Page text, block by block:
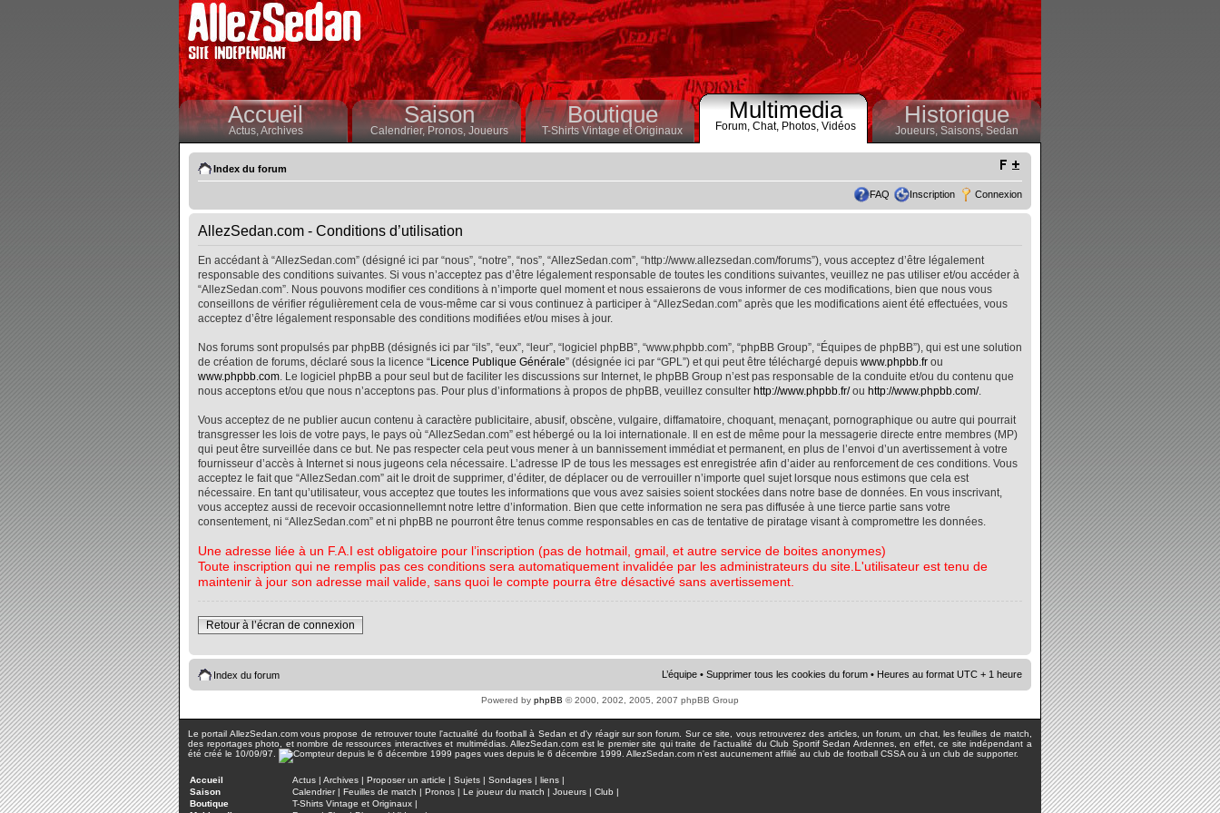
Accueil
Actus,Archives
Saison
Calendrier,Pronos, Joueurs
Boutique
T-Shirts Vintage et Originaux
Multimedia
Forum, Chat, Photos, Vidéos Historique
Joueurs, Saisons,Sedan
Index du forum
FAQ Inscription Connexion
AllezSedan.com - Conditions d’utilisation
En accédant à “AllezSedan.com” (désigné ici par “nous”, “notre”, “nos”, “AllezSedan.com”, “http://www.allezsedan.com/forums”), vous acceptez d’être légalement
responsable des conditions suivantes. Si vous n’acceptez pas d’être légalement responsable de toutes les conditions suivantes, veuillez ne pas utiliser et/ou accéder à
“AllezSedan.com”. Nous pouvons modifier ces conditions à n’importe quel moment et nous essaierons de vous informer de ces modifications, bien que nous vous
conseillons de vérifier régulièrement cela de vous-même car si vous continuez à participer à “AllezSedan.com” après que les modifications aient été effectuées, vous
acceptez d’être légalement responsable des conditions modifiées et/ou mises à jour.
Nos forums sont propulsés par phpBB (désignés ici par “ils”, “eux”, “leur”, “logiciel phpBB”, “www.phpbb.com”, “phpBB Group”, “Équipes de phpBB”), qui est une solution
de création de forums, déclaré sous la licence “Licence Publique Générale” (désignée ici par “GPL”) et qui peut être téléchargé depuis www.phpbb.fr ou
www.phpbb.com. Le logiciel phpBB a pour seul but de faciliter les discussions sur Internet, le phpBB Group n’est pas responsable de la conduite et/ou du contenu que
nous acceptons et/ou que nous n’acceptons pas. Pour plus d’informations à propos de phpBB, veuillez consulter http://www.phpbb.fr/ou http://www.phpbb.com/.
Vous acceptez de ne publier aucun contenu à caractère publicitaire, abusif, obscène, vulgaire, diffamatoire, choquant, menaçant, pornographique ou autre qui pourrait
transgresser les lois de votre pays, le pays où “AllezSedan.com” est hébergé ou la loi internationale. Il en est de même pour la messagerie directe entre membres (MP)
qui peut être surveillée dans ce but. Ne pas respecter cela peut vous mener à un bannissement immédiat et permanent, en plus de l’envoi d’un avertissement à votre
fournisseur d’accès à Internet si nous jugeons cela nécessaire. L’adresse IP de tous les messages est enregistrée afin d’aider au renforcement de ces conditions. Vous
acceptez le fait que “AllezSedan.com” ait le droit de supprimer, d’éditer, de déplacer ou de verrouiller n’importe quel sujet lorsque nous estimons que cela est
nécessaire. En tant qu’utilisateur, vous acceptez que toutes les informations que vous avez saisies soient stockées dans notre base de données. En vous inscrivant,
vous acceptez aussi de recevoir occasionnellemnt notre lettre d’information. Bien que cette information ne sera pas diffusée à une tierce partie sans votre
consentement, ni “AllezSedan.com” et ni phpBB ne pourront être tenus comme responsables en cas de tentative de piratage visant à compromettre les données.
Une adresse liée à un F.A.I est obligatoire pour l’inscription (pas de hotmail, gmail, et autre service de boites anonymes)
Toute inscription qui ne remplis pas ces conditions sera automatiquement invalidée par les administrateurs du site.L'utilisateur est tenu de
maintenir à jour son adresse mail valide, sans quoi le compte pourra être désactivé sans avertissement.
Retour à l’écran de connexion
Index du forum L’équipe • Supprimer tous les cookies du forum • Heures au format UTC + 1 heure
Powered by phpBB © 2000, 2002, 2005, 2007 phpBB Group
Le portail AllezSedan.com vous propose de retrouver toute l'actualité du football à Sedan et d'y réagir sur son forum. Sur ce site, vous retrouverez des articles, un forum, un chat, les feuilles de match,
des reportages photo, et nombre de ressources interactives et multimédias. AllezSedan.com est le premier site qui traite de l'actualité du Club Sportif Sedan Ardennes, en effet, ce site indépendant a
été créé le 10/09/97.
pages vues depuis le 6 décembre 1999. AllezSedan.com n'est aucunement affilié au club de football CSSA ou à un club de supporter.
Accueil Actus | Archives | Proposer un article | Sujets | Sondages | liens |
Saison
Calendrier| Feuilles de match | Pronos | Le joueur du match | Joueurs | Club |
Boutique
T-Shirts Vintage et Originaux |